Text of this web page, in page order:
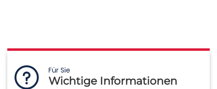
Für Sie
Wichtige Informationen